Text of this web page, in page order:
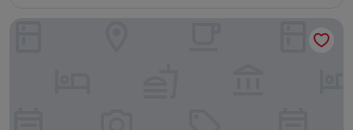
Travelodge Hotel Sydney Airport